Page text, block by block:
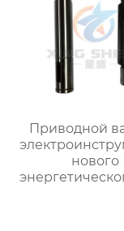
Приводной
нового